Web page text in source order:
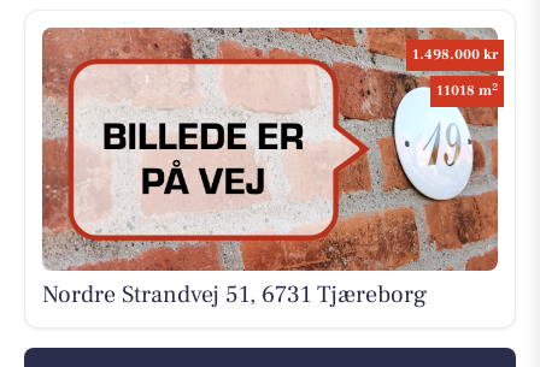
1.498.000 kr
11018 m2
Nordre Strandvej 51, 6731 Tjæreborg